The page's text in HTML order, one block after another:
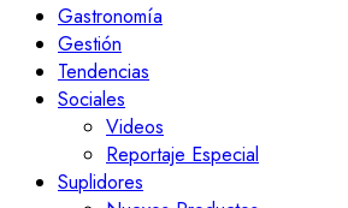
Gastronomía
Gestión
Tendencias
Sociales
Videos
Reportaje Especial
Suplidores